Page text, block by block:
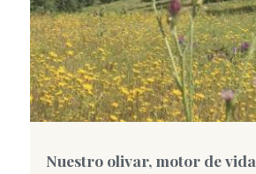
Nuestro olivar, motor de vida